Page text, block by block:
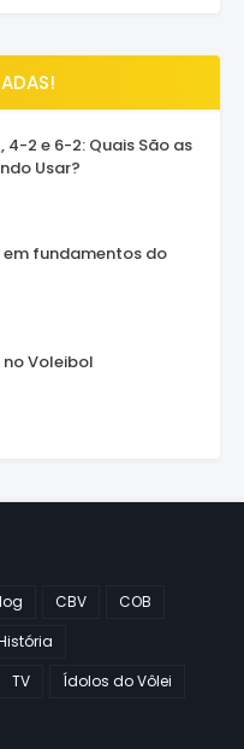
4-2 e 6-2: Quais São as
Usar?
fundamentos do
Voleibol
CBV
COB
TV Ídolos do Vôlei